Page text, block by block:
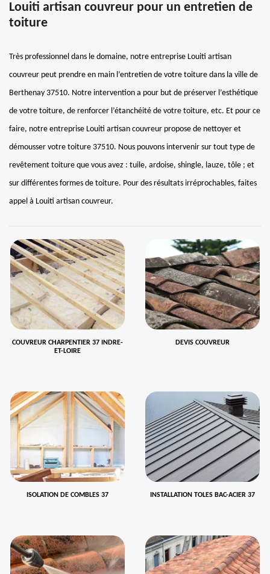
Louiti artisan couvreur pour un entretien de
toiture
Très professionnel dans le domaine, notre entreprise Louiti artisan
couvreur peut prendre en main l’entretien de votre toiture dans la ville de
Berthenay 37510. Notre intervention a pour but de préserver l’esthétique
de votre toiture, de renforcer l’étanchéité de votre toiture, etc. Et pour ce
faire, notre entreprise Louiti artisan couvreur propose de nettoyer et
démousser votre toiture 37510. Nous pouvons intervenir sur tout type de
revêtement toiture que vous avez : tuile, ardoise, shingle, lauze, tôle ; et
sur différentes formes de toiture. Pour des résultats irréprochables, faites
appel à Louiti artisan couvreur.
COUVREUR CHARPENTIER 37 INDRE-
ET-LOIRE
DEVIS COUVREUR
ISOLATION DE COMBLES 37 INSTALLATION TOLES BAC-ACIER 37